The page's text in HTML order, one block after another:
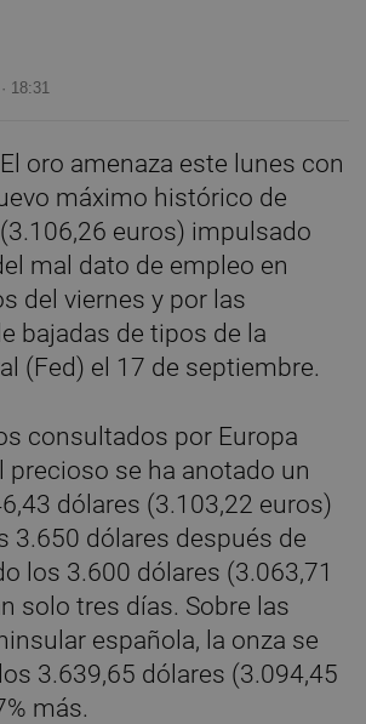
18:31
oro amenaza este lunes con
máximo histórico de
euros) impulsado
mal dato de empleo en
del viernes y por las
bajadas de tipos de la
(Fed) el 17 de septiembre.
consultados por Europa
precioso se ha anotado un
dólares (3.103,22 euros)
3.650 dólares después de
los 3.600 dólares (3.063,71
solo tres días. Sobre las
española, la onza se
3.639,65 dólares (3.094,45
más.